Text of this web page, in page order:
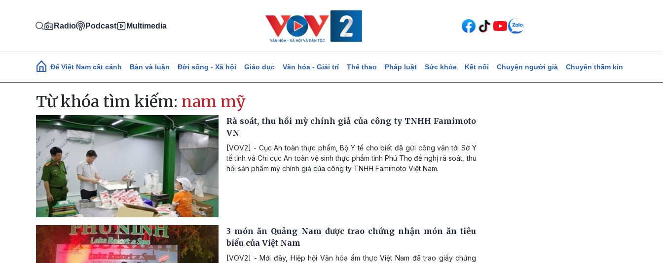
Radio Podcast Multimedia
Main navigation
Để Việt Nam cất cánh Bàn và luận Đời sống - Xã hội Giáo dục Văn hóa - Giải trí Thể thao Pháp luật Sức khỏe Kết nối Chuyện người già Chuyện thầm kín
Từ khóa tìm kiếm: nam mỹ
Rà soát, thu hồi mỳ chính giả của công ty TNHH Famimoto
VN
[VOV2] - Cục An toàn thực phẩm, Bộ Y tế cho biết đã gửi công văn tới Sở Y
tế tỉnh và Chi cục An toàn vệ sinh thực phẩm tỉnh Phú Thọ đề nghị rà soát, thu
hồi sản phẩm mỳ chính giả của công ty TNHH Famimoto Việt Nam.
3 món ăn Quảng Nam được trao chứng nhận món ăn tiêu
biểu của Việt Nam
[VOV2] - Mới đây, Hiệp hội Văn hóa ẩm thực Việt Nam đã trao giấy chứng